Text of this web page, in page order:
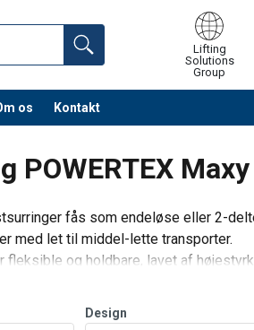
Lifting
Solutions
Group
os Kontakt
POWERTEX Maxy
fås som endeløse eller 2-
med let til middel-lette transporter.
fleksible og holdbare, lavet af
p>
Design